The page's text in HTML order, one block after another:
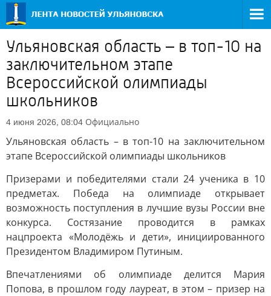
Ульяновская область – в топ-10 на
заключительном этапе
Всероссийской олимпиады
школьников
4 июня 2026, 08:04 Официально
Ульяновская область – в топ-10 на заключительном
этапе Всероссийской олимпиады школьников
Призерами и победителями стали 24 ученика в 10
предметах. Победа на олимпиаде открывает
возможность поступления в лучшие вузы России вне
конкурса. Состязание проводится в рамках
нацпроекта «Молодёжь и дети», инициированного
Президентом Владимиром Путиным.
Впечатлениями об олимпиаде делится Мария
Попова, в прошлом году лауреат, в этом – призер на